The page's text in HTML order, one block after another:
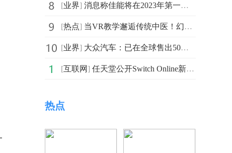
[业界] 消息称佳能将在2023年第一季度发布一款名为EOS R50的相机
[热点] 当VR教学邂逅传统中医！幻未携手中科院将推出MR中医学习
[业界] 大众汽车：已在全球售出50万辆ID.系列电动汽车 计划加速
[互联网 ] 任天堂公开Switch Online新一轮游戏阵容 新增多款经典的N64游戏
热点